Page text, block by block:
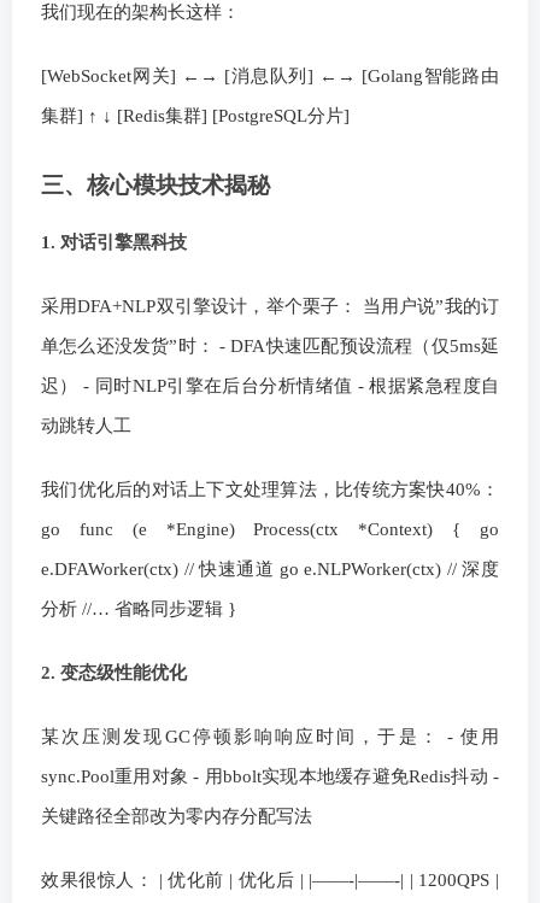
我们现在的架构长这样：
[WebSocket网关] ←→ [消息队列] ←→ [Golang智能路由
集群] ↑ ↓ [Redis集群] [PostgreSQL分片]
三、核心模块技术揭秘
1. 对话引擎黑科技
采用DFA+NLP双引擎设计，举个栗子： 当用户说”我的订
单怎么还没发货”时： - DFA快速匹配预设流程（仅5ms延
迟） - 同时NLP引擎在后台分析情绪值 - 根据紧急程度自
动跳转人工
我们优化后的对话上下文处理算法，比传统方案快40%：
go func (e *Engine) Process(ctx *Context) { go
e.DFAWorker(ctx) // 快速通道 go e.NLPWorker(ctx) // 深度
分析 //… 省略同步逻辑 }
2. 变态级性能优化
某次压测发现GC停顿影响响应时间，于是： - 使用
sync.Pool重用对象 - 用bbolt实现本地缓存避免Redis抖动 -
关键路径全部改为零内存分配写法
效果很惊人： | 优化前 | 优化后 | |——-|——-| | 1200QPS |